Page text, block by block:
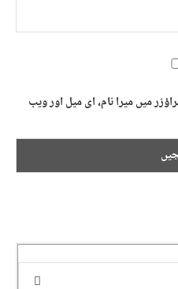
میں میرا نام، ای میل اور ویب